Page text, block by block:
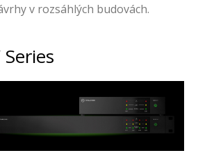
v rozsáhlých budovách.